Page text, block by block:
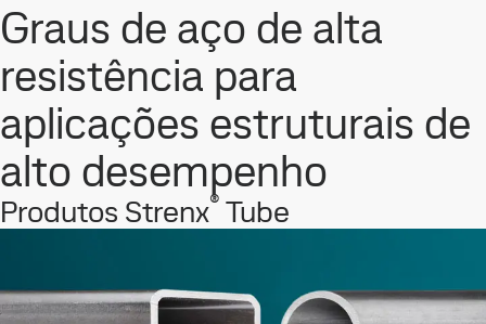
Graus de aço de alta
resistência para
aplicações estruturais de
alto desempenho
Produtos Strenx® Tube